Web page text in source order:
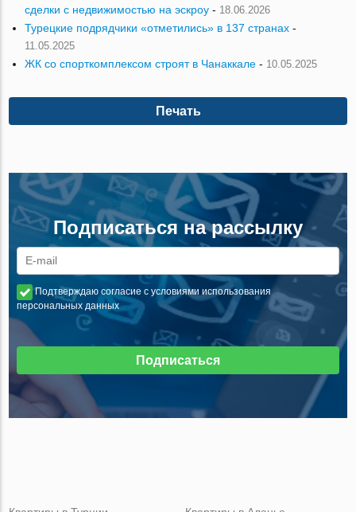
сделки с недвижимостью на эскроу - 18.06.2026
Турецкие подрядчики «отметились» в 137 странах -
11.05.2025
ЖК со спорткомплексом строят в Чанаккале - 10.05.2025
Печать
Подписаться на рассылку
Подтверждаю согласие с условиями использования
персональных данных
Подписаться